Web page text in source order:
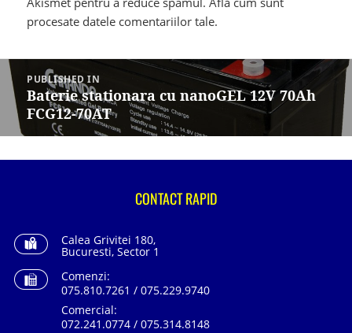
procesate datele comentariilor tale.
Navigare
în
articole
PUBLISHED IN
Baterie stationara cu nanoGEL 12V 70Ah
FCG12-70AT
CONTACT RAPID
Calea Grivitei 180,
Bucuresti, Sector 1
Comenzi:
075.810.7261 / 075.229.9740
Comercial:
072.241.0774 / 075.314.8148